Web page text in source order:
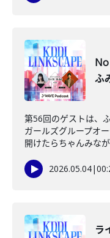
ふ
第56回のゲストは、
ガールズグループオ
開けたらちゃんみな
2026.05.04|
ラ